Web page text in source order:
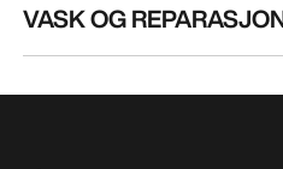
VASK OG